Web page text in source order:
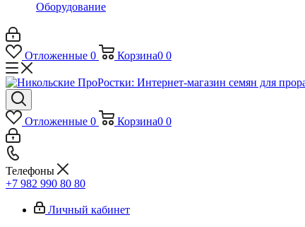
Оборудование
Отложенные 0 Корзина0 0
Отложенные 0 Корзина0 0
Телефоны
+7 982 990 80 80
Личный кабинет